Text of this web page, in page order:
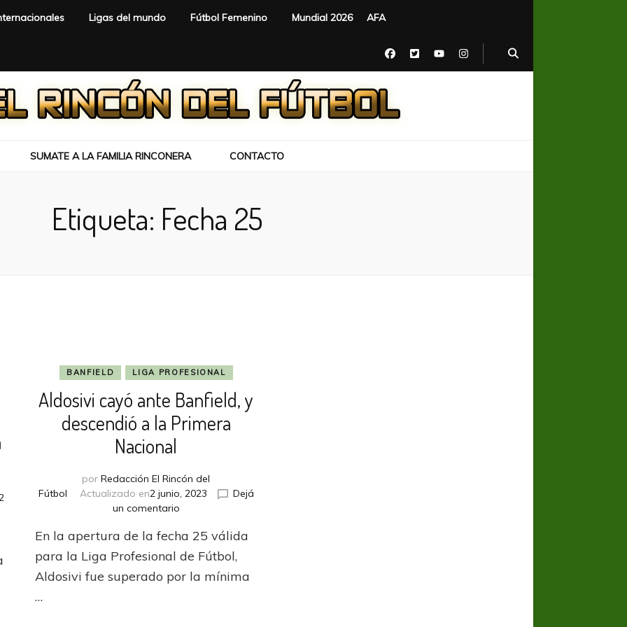
Ligas del mundo Fútbol Femenino Mundial 2026 AFA
SUMATE A LA FAMILIA RINCONERA CONTACTO
Etiqueta: Fecha 25
BANFIELD LIGA PROFESIONAL
Aldosivi cayó ante Banfield, y
descendió a la Primera
Nacional
porRedacción El Rincón del
Fútbol
Actualizado en2 junio, 2023
Dejá
un comentarioen
cayó
ante
y
En la apertura de la fecha 25 válida
para la Liga Profesional de Fútbol,
Aldosivi fue superado por la mínima
…